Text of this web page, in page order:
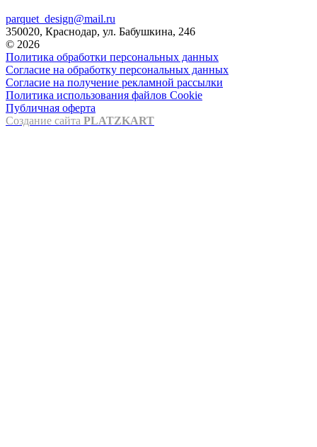
parquet_design@mail.ru
350020, Краснодар, ул. Бабушкина, 246
© 2026
Политика обработки персональных данных
Согласие на обработку персональных данных
Согласие на получение рекламной рассылки
Политика использования файлов Cookie
Публичная оферта
Создание сайта PLATZKART